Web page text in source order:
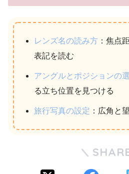
レンズ名の読み方 ：焦点
表記を読む
アングルとポジションの
る立ち位置を見つける
旅行写真の設定 ：広角と